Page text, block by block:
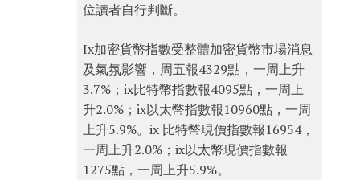
位讀者自行判斷。
Ix加密貨幣指數受整體加密貨幣市場消息
及氣氛影響，周五報4329點，一周上升
3.7%；ix比特幣指數報4095點，一周上
升2.0%；ix以太幣指數報10960點，一周
上升5.9%。ix 比特幣現價指數報16954，
一周上升2.0%；ix以太幣現價指數報
1275點，一周上升5.9%。